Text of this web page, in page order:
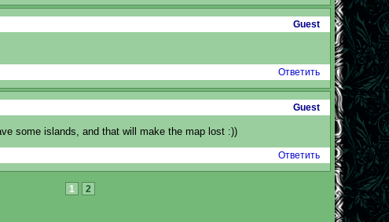
Guest
Ответить
Guest
some islands, and that will make the map lost :))
Ответить
1 2